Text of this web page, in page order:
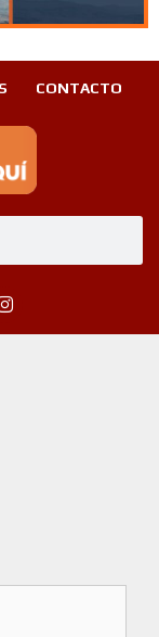
CONTACTO